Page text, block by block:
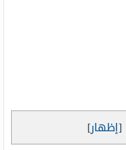
[إظهار]